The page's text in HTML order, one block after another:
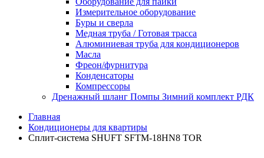
Измерительное оборудование
Буры и сверла
Медная труба / Готовая трасса
Алюминиевая труба для кондиционеров
Масла
Фреон/фурнитура
Конденсаторы
Компрессоры
Дренажный шланг Помпы Зимний комплект РДК
Главная
Кондиционеры для квартиры
Сплит-система SHUFT SFTM-18HN8 TOR